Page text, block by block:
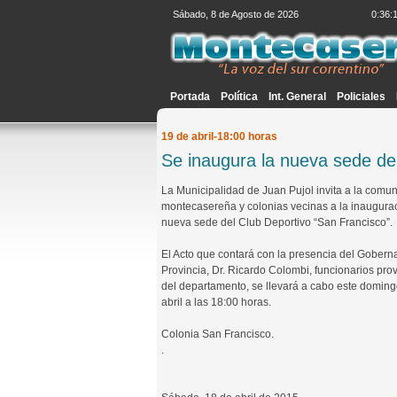
Sábado, 8 de Agosto de 2026
Portada Política Int. General Policiales
19 de abril-18:00 horas
Se inaugura la nueva sede
La Municipalidad de Juan Pujol invita a la
montecasereña y colonias vecinas a la
nueva sede del Club Deportivo “San Francisco”.
El Acto que contará con la presencia del
Provincia, Dr. Ricardo Colombi, funcionarios
del departamento, se llevará a cabo este
abril a las 18:00 horas.
Colonia San Francisco.
.